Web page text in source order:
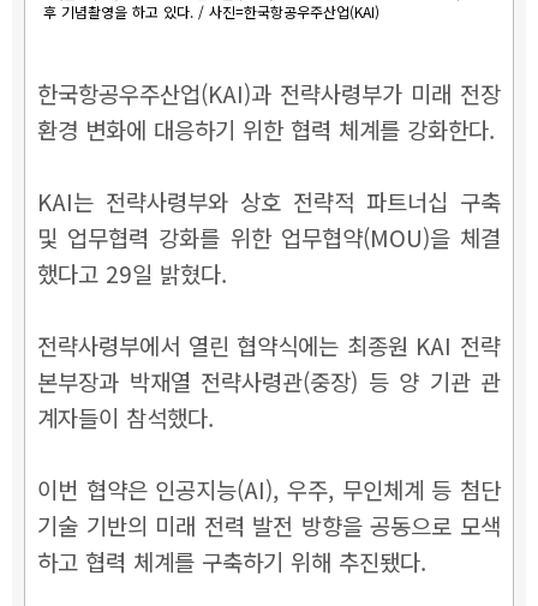
후 기념촬영을 하고 있다. / 사진=한국항공우주산업(KAI)
한국항공우주산업(KAI)과 전략사령부가 미래 전장
환경 변화에 대응하기 위한 협력 체계를 강화한다.
KAI는 전략사령부와 상호 전략적 파트너십 구축
및 업무협력 강화를 위한 업무협약(MOU)을 체결
했다고 29일 밝혔다.
전략사령부에서 열린 협약식에는 최종원 KAI 전략
본부장과 박재열 전략사령관(중장) 등 양 기관 관
계자들이 참석했다.
이번 협약은 인공지능(AI), 우주, 무인체계 등 첨단
기술 기반의 미래 전력 발전 방향을 공동으로 모색
하고 협력 체계를 구축하기 위해 추진됐다.